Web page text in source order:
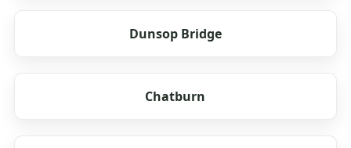
Dunsop Bridge
Chatburn